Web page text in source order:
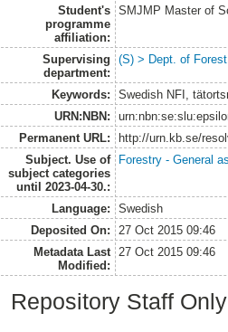
Student's
programme
affiliation:
SMJMP Master of
Supervising
department:
(S) > Dept. of
Keywords:
Swedish NFI,
URN:NBN:
Permanent URL:
http://urn.kb.se/
Subject. Use of
subject categories
until 2023-04-30.:
Forestry - General
Language:
Swedish
Deposited On:
27 Oct 2015 09:46
Metadata Last
Modified:
27 Oct 2015 09:46
Repository Staff